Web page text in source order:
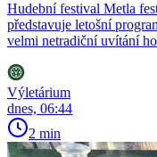
Hudební festival Metla
představuje letošní
velmi netradiční uvítání
Výletárium
dnes, 06:44
2 min